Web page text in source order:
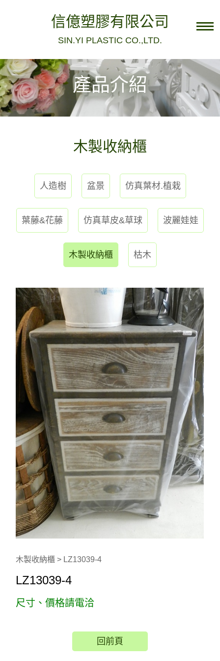
信億塑膠有限公司
SIN.YI PLASTIC CO.,LTD.
電話：04-8836922 Facebook粉絲團
民族店
民生店
關於我們
最新消息
產品介紹
木製收納櫃
人造樹 盆景 仿真葉材.植栽
葉藤&花藤 仿真草皮&草球 波麗娃娃
木製收納櫃 枯木
木製收納櫃 > LZ13039-4
LZ13039-4
尺寸、價格請電洽
回前頁